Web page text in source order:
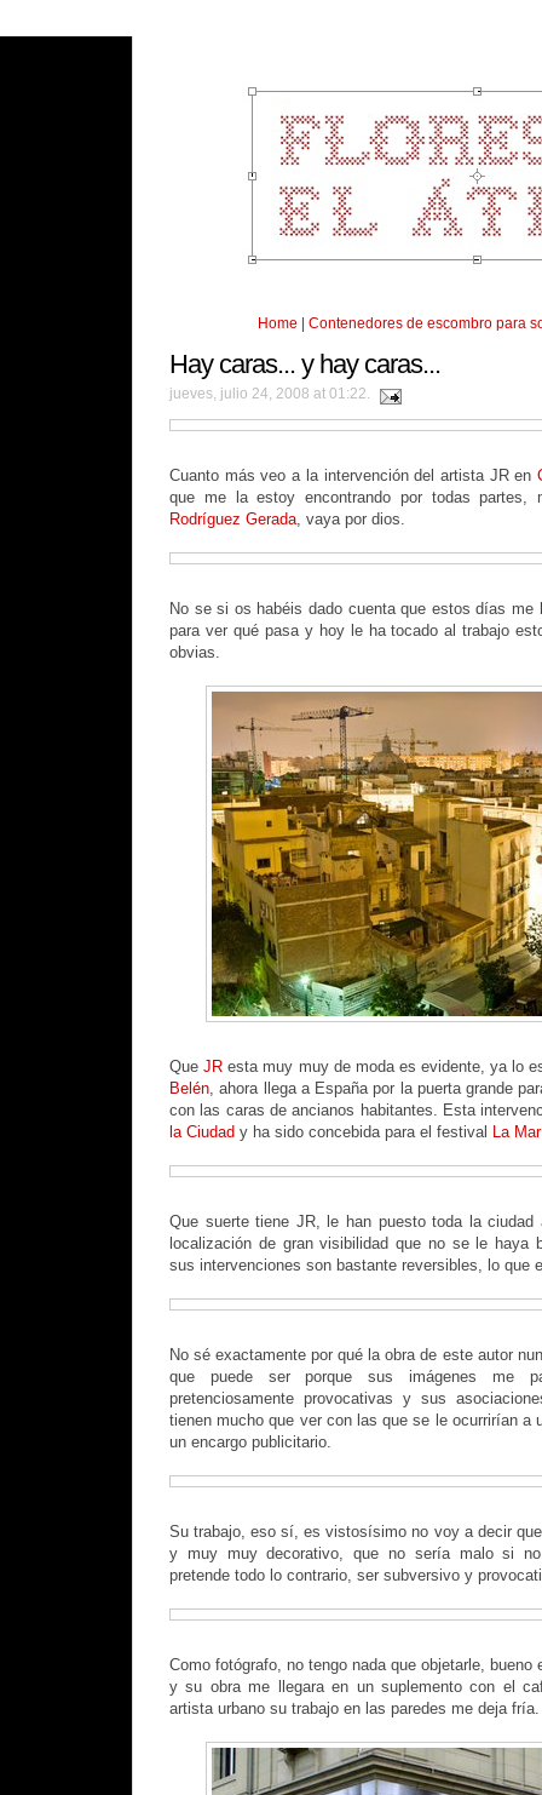
Home | Contenedores de escombro para
Hay caras... y hay caras...
jueves, julio 24, 2008 at 01:22.
Cuanto más veo a la intervención del artista JR en
que me la estoy encontrando por todas
Rodríguez Gerada, vaya por dios.
No se si os habéis dado cuenta que estos días me
para ver qué pasa y hoy le ha tocado al trabajo
obvias.
QueJR esta muy muy de moda es evidente, ya lo
Belén, ahora llega a España por la puerta grande
con las caras de ancianos habitantes. Esta
la Ciudad y ha sido concebida para el festival La
Que suerte tiene JR, le han puesto toda la
localización de gran visibilidad que no se le haya
sus intervenciones son bastante reversibles, lo que
No sé exactamente por qué la obra de este autor
que puede ser porque sus imágenes me
pretenciosamente provocativas y sus
tienen mucho que ver con las que se le ocurrirían a
un encargo publicitario.
Su trabajo, eso sí, es vistosísimo no voy a decir
y muy muy decorativo, que no sería malo si
pretende todo lo contrario, ser subversivo y
Como fotógrafo, no tengo nada que objetarle, bueno
y su obra me llegara en un suplemento con el
artista urbano su trabajo en las paredes me deja fría.